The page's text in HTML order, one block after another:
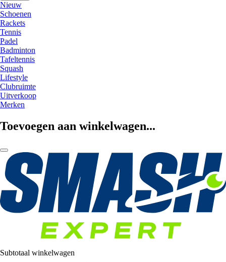
Nieuw
Schoenen
Rackets
Tennis
Padel
Badminton
Tafeltennis
Squash
Lifestyle
Clubruimte
Uitverkoop
Merken
Toevoegen aan winkelwagen...
Subtotaal winkelwagen